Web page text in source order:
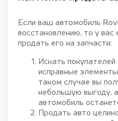
Если ваш автомобиль
восстановлению, то у вас
продать его на запчасти:
Искать
исправные
таком случае вы
небольшую выгоду,
автомобиль
Продать авто